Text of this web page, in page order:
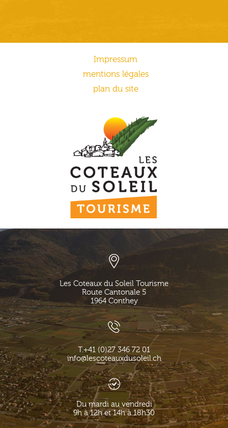
Impressum
mentions légales
plan du site
Les Coteaux du Soleil Tourisme
Route Cantonale 5
1964 Conthey
T.+41 (0)27 346 72 01
info@lescoteauxdusoleil.ch
Du mardi au vendredi
9h à 12h et 14h à 18h30